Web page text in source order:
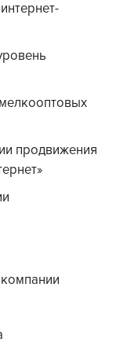
продвижения